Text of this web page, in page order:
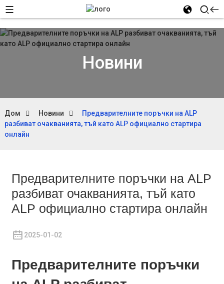
Новини
Дом Новини
Предварителните поръчки на ALP
разбиват очакванията, тъй като ALP официално стартира
онлайн
Предварителните поръчки на ALP
разбиват очакванията, тъй като
ALP официално стартира онлайн
2025-01-02
Предварителните поръчки